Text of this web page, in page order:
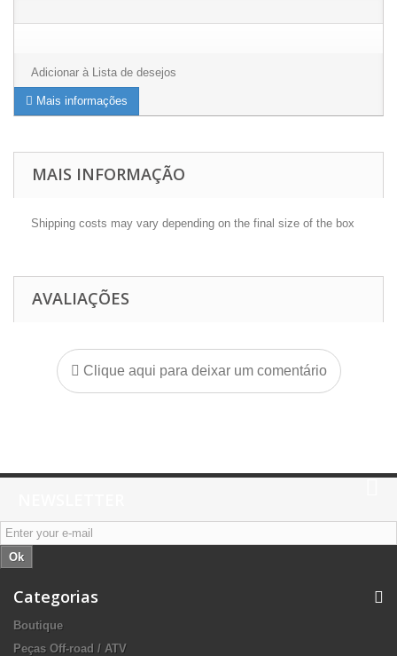
Adicionar à Lista de desejos
Mais informações
MAIS INFORMAÇÃO
Shipping costs may vary depending on the final size of the box
AVALIAÇÕES
Clique aqui para deixar um comentário
Ok
Categorias
Boutique
Peças Off-road / ATV